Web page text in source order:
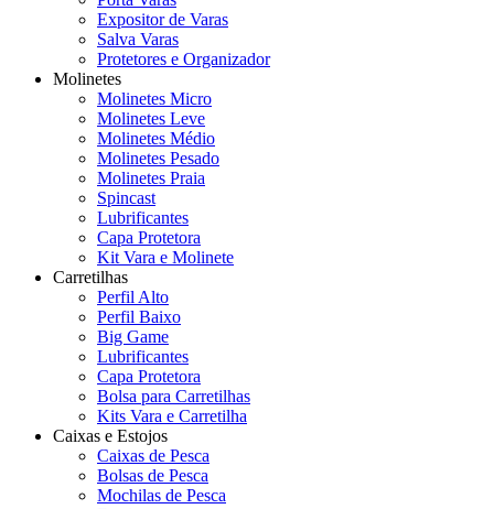
Expositor de Varas
Salva Varas
Protetores e Organizador
Molinetes
Molinetes Micro
Molinetes Leve
Molinetes Médio
Molinetes Pesado
Molinetes Praia
Spincast
Lubrificantes
Capa Protetora
Kit Vara e Molinete
Carretilhas
Perfil Alto
Perfil Baixo
Big Game
Lubrificantes
Capa Protetora
Bolsa para Carretilhas
Kits Vara e Carretilha
Caixas e Estojos
Caixas de Pesca
Bolsas de Pesca
Mochilas de Pesca